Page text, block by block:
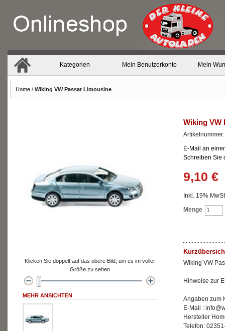
Kategorien Mein Benutzerkonto Mein
Home / Wiking VW Passat Limousine
Wiking VW
E-Mail an
Schreiben Sie
9,10 €
Inkl. 19%
Menge
Wiking VW
Hinweise zur
Angaben zum
E-Mail :
Hersteller
Telefon:
Klicken Sie doppelt auf das obere Bild, um es im voller
Größe zu sehen
MEHR ANSICHTEN